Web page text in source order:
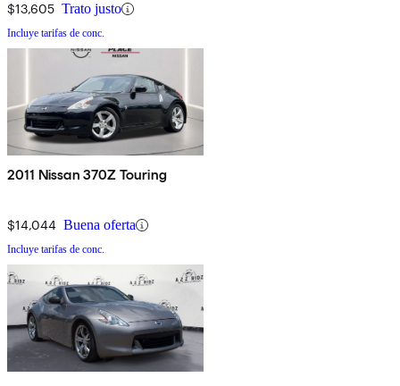
$13,605 Trato justo
Incluye tarifas de conc.
2011 Nissan 370Z Touring
$14,044 Buena oferta
Incluye tarifas de conc.